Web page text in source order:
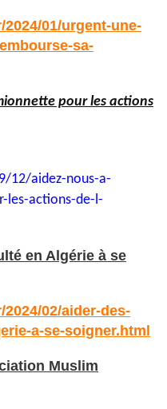
01/urgent-une-
sa-
pour les actions
12/aidez-nous-a-
les-actions-de-l-
en Algérie à se
02/aider-des-
a-se-soigner.html
Muslim